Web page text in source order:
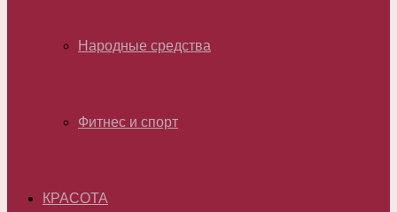
Народные средства
Фитнес и спорт
КРАСОТА